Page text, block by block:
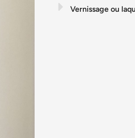
Vernissage ou